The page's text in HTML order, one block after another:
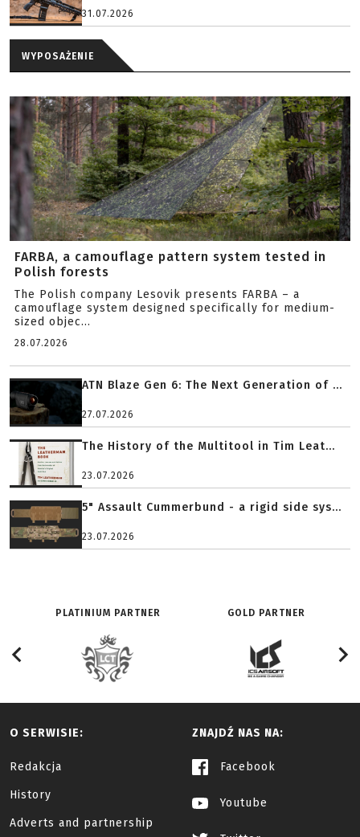
31.07.2026
WYPOSAŻENIE
FARBA, a camouflage pattern system tested in
Polish forests
The Polish company Lesovik presents FARBA – a
camouflage system designed specifically for medium-
sized objec...
28.07.2026
ATN Blaze Gen 6: The Next Generation of ...
27.07.2026
The History of the Multitool in Tim Leat...
23.07.2026
5" Assault Cummerbund - a rigid side sys...
23.07.2026
PLATINIUM PARTNER GOLD PARTNER
O SERWISIE:
Redakcja
History
Adverts and partnership
ZNAJDŹ NAS NA:
Facebook
Youtube